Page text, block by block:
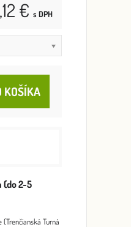
€ s DPH
KOŠÍKA
(do 2-5
(Trenčianská Turná